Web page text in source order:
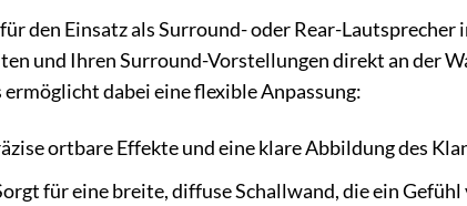
den Einsatz als Surround- oder Rear-
und Ihren Surround-Vorstellungen direkt an der
dabei eine flexible Anpassung:
ortbare Effekte und eine klare Abbildung des
für eine breite, diffuse Schallwand, die ein